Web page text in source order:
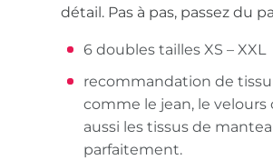
détail. Pas à pas, passez du
6 doubles tailles XS – XXL
recommandation de
comme le jean, le velours
aussi les tissus de
parfaitement.